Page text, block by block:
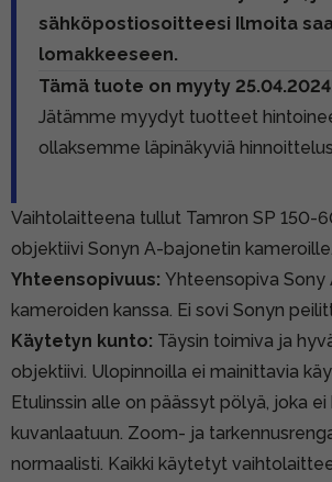
sähköpostiosoitteesi Ilmoita
lomakkeeseen.
Tämä tuote on myyty
Jätämme myydyt tuotteet
ollaksemme läpinäkyviä
Vaihtolaitteena tullut Tamron SP 150-
objektiivi Sonyn A-bajonetin kameroille.
Yhteensopivuus: Yhteensopiva Sony
kameroiden kanssa. Ei sovi Sonyn
Käytetyn kunto: Täysin toimiva ja
objektiivi. Ulopinnoilla ei mainittavia
Etulinssin alle on päässyt pölyä, joka
kuvanlaatuun. Zoom- ja
normaalisti. Kaikki käytetyt